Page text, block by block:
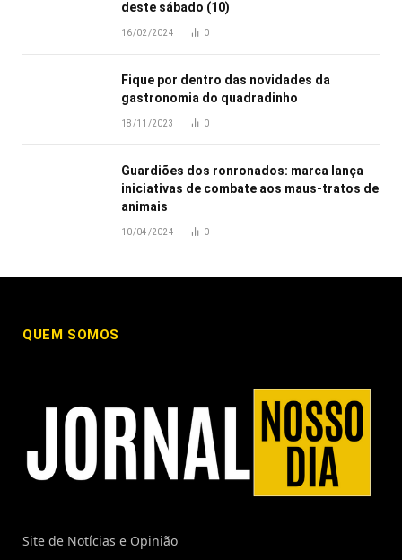
deste sábado (10)
16/02/2024 0
Fique por dentro das novidades da
gastronomia do quadradinho
18/11/2023 0
Guardiões dos ronronados: marca lança
iniciativas de combate aos maus-tratos de
animais
10/04/2024 0
QUEM SOMOS
Site de Notícias e Opinião